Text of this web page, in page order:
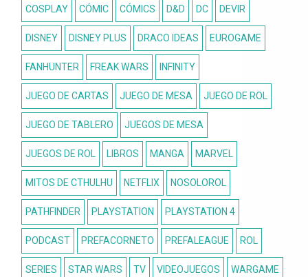
COSPLAY CÓMIC CÓMICS D&D DC DEVIR
DISNEY DISNEY PLUS DRACO IDEAS EUROGAME
FANHUNTER FREAK WARS INFINITY
JUEGO DE CARTAS JUEGO DE MESA JUEGO DE ROL
JUEGO DE TABLERO JUEGOS DE MESA
JUEGOS DE ROL LIBROS MANGA MARVEL
MITOS DE CTHULHU NETFLIX NOSOLOROL
PATHFINDER PLAYSTATION PLAYSTATION 4
PODCAST PREFACORNETO PREFALEAGUE ROL
SERIES STAR WARS TV VIDEOJUEGOS WARGAME